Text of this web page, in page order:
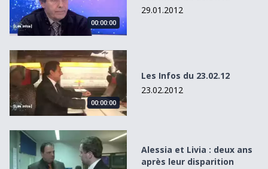
00:00:00
29.01.2012
Les Infos du 23.02.12
00:00:00
Les Infos du 23.02.12
23.02.2012
Alessia et Livia : deux ans après leur disparition
Alessia et Livia : deux ans
après leur disparition